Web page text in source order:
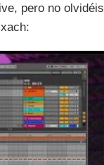
pero no olvidéis